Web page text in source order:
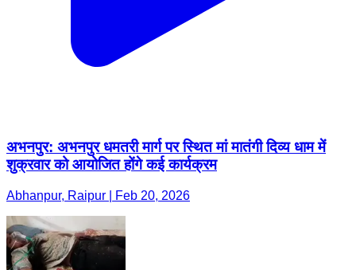
अभनपुर: अभनपुर धमतरी मार्ग पर स्थित मां मातंगी दिव्य धाम में
शुक्रवार को आयोजित होंगे कई कार्यक्रम
Abhanpur, Raipur | Feb 20, 2026